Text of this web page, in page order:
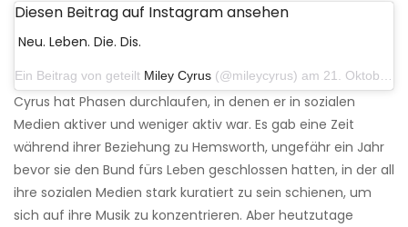
Diesen Beitrag auf Instagram ansehen
Neu. Leben. Die. Dis.
Ein Beitrag von geteilt Miley Cyrus (@mileycyrus) am 21. Oktober 2019 um 12:31 Uhr PDT
Cyrus hat Phasen durchlaufen, in denen er in sozialen
Medien aktiver und weniger aktiv war. Es gab eine Zeit
während ihrer Beziehung zu Hemsworth, ungefähr ein Jahr
bevor sie den Bund fürs Leben geschlossen hatten, in der all
ihre sozialen Medien stark kuratiert zu sein schienen, um
sich auf ihre Musik zu konzentrieren. Aber heutzutage